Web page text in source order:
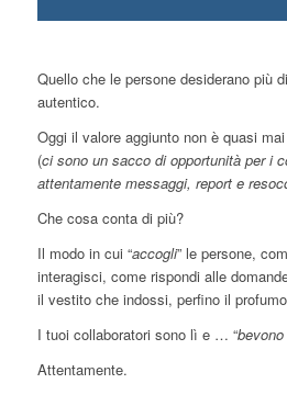
Quello che le persone desiderano più
autentico.
Oggi il valore aggiunto non è quasi
(ci sono un sacco di opportunità per i
attentamente messaggi, report e
Che cosa conta di più?
Il modo in cui “accogli” le persone,
interagisci, come rispondi alle
il vestito che indossi, perfino il
I tuoi collaboratori sono lì e … “
Attentamente.